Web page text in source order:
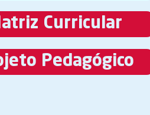
Curricular
Pedagógico